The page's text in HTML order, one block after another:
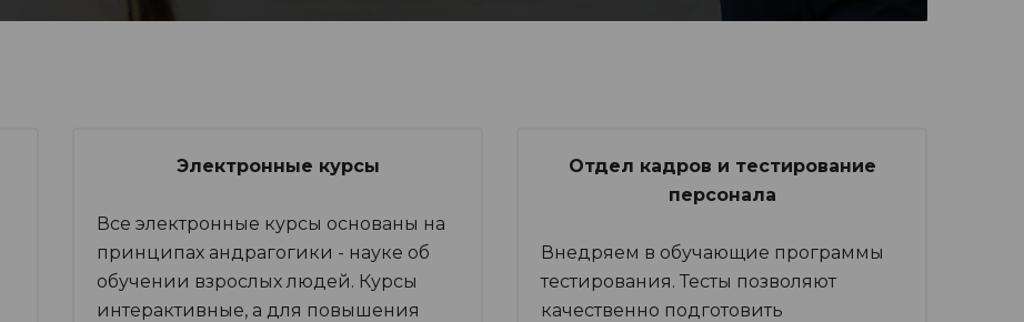
Электронные курсы
Все электронные курсы основаны на
принципах андрагогики - науке об
обучении взрослых людей. Курсы
интерактивные, а для повышения
Отдел кадров и тестирование
персонала
Внедряем в обучающие программы
тестирования. Тесты позволяют
качественно подготовить